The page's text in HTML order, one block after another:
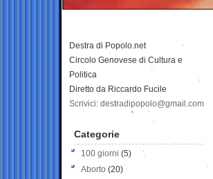
Destra di Popolo.net
Circolo Genovese di Cultura e
Politica
Diretto da Riccardo Fucile
Scrivici: destradipopolo@gmail.com
Categorie
100 giorni (5)
Aborto (20)